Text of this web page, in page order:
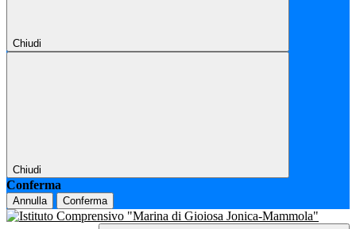
Chiudi
Chiudi
Conferma
Annulla Conferma